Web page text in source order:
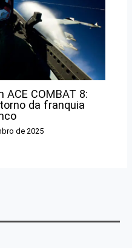
COMBAT 8:
da franquia
de 2025